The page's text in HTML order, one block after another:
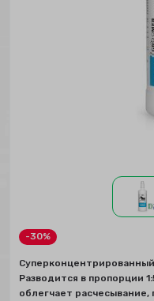
-30%
Разводится в пропорции
облегчает